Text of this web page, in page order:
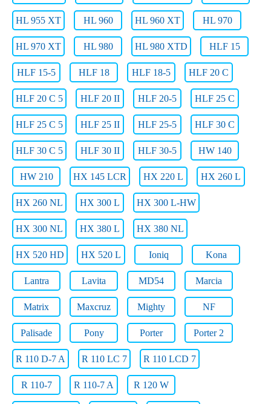
HL 955 XT HL 960 HL 960 XT HL 970
HL 970 XT HL 980 HL 980 XTD HLF 15
HLF 15-5 HLF 18 HLF 18-5 HLF 20 C
HLF 20 C 5 HLF 20 II HLF 20-5 HLF 25 C
HLF 25 C 5 HLF 25 II HLF 25-5 HLF 30 C
HLF 30 C 5 HLF 30 II HLF 30-5 HW 140
HW 210 HX 145 LCR HX 220 L HX 260 L
HX 260 NL HX 300 L HX 300 L-HW
HX 300 NL HX 380 L HX 380 NL
HX 520 HD HX 520 L Ioniq Kona
Lantra Lavita MD54 Marcia
Matrix Maxcruz Mighty NF
Palisade Pony Porter Porter 2
R 110 D-7 A R 110 LC 7 R 110 LCD 7
R 110-7 R 110-7 A R 120 W